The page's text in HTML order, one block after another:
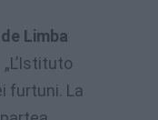
Limba
„L’Istituto
furtuni. La